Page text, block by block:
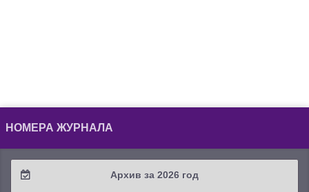
НОМЕРА ЖУРНАЛА
Архив за 2026 год